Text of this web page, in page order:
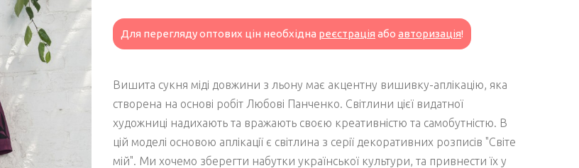
Для перегляду оптових цін необхідна реєстрація або авторизація!
Вишита сукня міді довжини з льону має акцентну вишивку-аплікацію, яка
створена на основі робіт Любові Панченко. Світлини цієї видатної
художниці надихають та вражають своєю креативністю та самобутністю. В
цій моделі основою аплікації є світлина з серії декоративних розписів "Світе
мій". Ми хочемо зберегти набутки української культури, та привнести їх у